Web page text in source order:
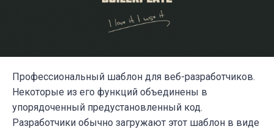
Профессиональный шаблон для веб-разработчиков.
Некоторые из его функций объединены в
упорядоченный предустановленный код.
Разработчики обычно загружают этот шаблон в виде